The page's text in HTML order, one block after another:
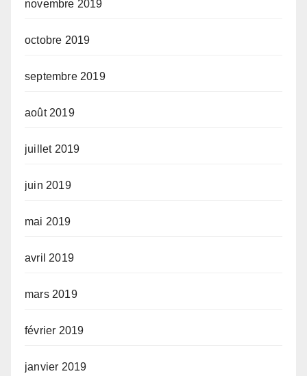
novembre 2019
octobre 2019
septembre 2019
août 2019
juillet 2019
juin 2019
mai 2019
avril 2019
mars 2019
février 2019
janvier 2019